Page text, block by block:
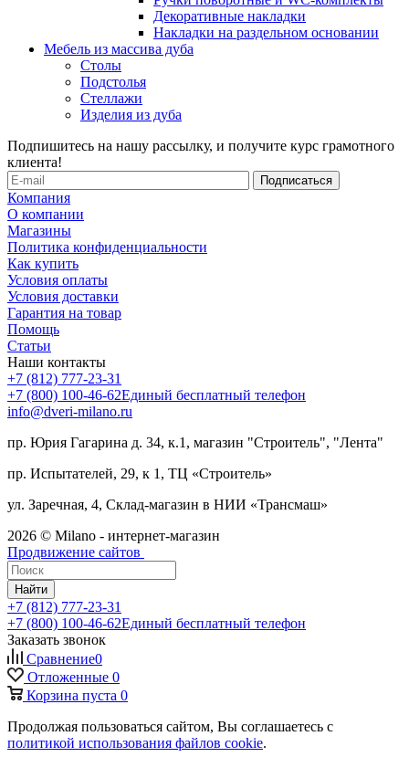
Декоративные накладки
Накладки на раздельном основании
Мебель из массива дуба
Столы
Подстолья
Стеллажи
Изделия из дуба
Подпишитесь на нашу рассылку, и получите курс грамотного
клиента!
Компания
О компании
Магазины
Политика конфиденциальности
Как купить
Условия оплаты
Условия доставки
Гарантия на товар
Помощь
Статьи
Наши контакты
+7 (812) 777-23-31
+7 (800) 100-46-62Единый бесплатный телефон
info@dveri-milano.ru
пр. Юрия Гагарина д. 34, к.1, магазин "Строитель", "Лента"
пр. Испытателей, 29, к 1, ТЦ «Строитель»
ул. Заречная, 4, Склад-магазин в НИИ «Трансмаш»
2026 © Milano - интернет-магазин
Продвижение сайтов
Найти
+7 (812) 777-23-31
+7 (800) 100-46-62Единый бесплатный телефон
Заказать звонок
Сравнение0
Отложенные 0
Корзина пуста 0
Продолжая пользоваться сайтом, Вы соглашаетесь с
политикой использования файлов cookie.